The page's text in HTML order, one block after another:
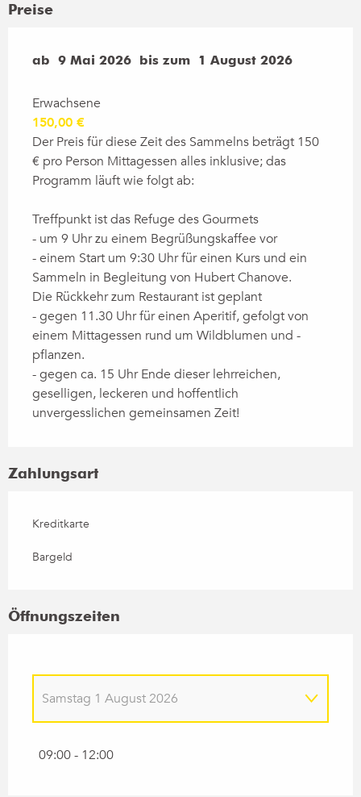
Preise
ab 9 Mai 2026 bis zum 1 August 2026
ab 9 Mai 2026 bis zum 1 August 2026
Erwachsene
150,00 €
Der Preis für diese Zeit des Sammelns beträgt 150
€ pro Person Mittagessen alles inklusive; das
Programm läuft wie folgt ab:
Treffpunkt ist das Refuge des Gourmets
- um 9 Uhr zu einem Begrüßungskaffee vor
- einem Start um 9:30 Uhr für einen Kurs und ein
Sammeln in Begleitung von Hubert Chanove.
Die Rückkehr zum Restaurant ist geplant
- gegen 11.30 Uhr für einen Aperitif, gefolgt von
einem Mittagessen rund um Wildblumen und -
pflanzen.
- gegen ca. 15 Uhr Ende dieser lehrreichen,
geselligen, leckeren und hoffentlich
unvergesslichen gemeinsamen Zeit!
Zahlungsart
Kreditkarte
Bargeld
Öffnungszeiten
Samstag 1 August 2026
09:00 - 12:00